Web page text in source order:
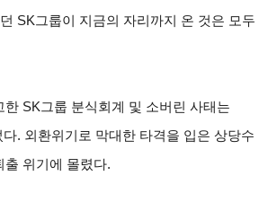
SK그룹이 지금의 자리까지 온 것은 모두
SK그룹 분식회계 및 소버린 사태는
. 외환위기로 막대한 타격을 입은 상당수
출 위기에 몰렸다.